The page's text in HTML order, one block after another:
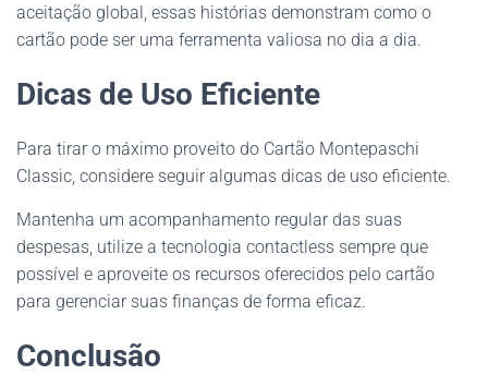
aceitação global, essas histórias demonstram como o
cartão pode ser uma ferramenta valiosa no dia a dia.
Dicas de Uso Eficiente
Para tirar o máximo proveito do Cartão Montepaschi
Classic, considere seguir algumas dicas de uso eficiente.
Mantenha um acompanhamento regular das suas
despesas, utilize a tecnologia contactless sempre que
possível e aproveite os recursos oferecidos pelo cartão
para gerenciar suas finanças de forma eficaz.
Conclusão